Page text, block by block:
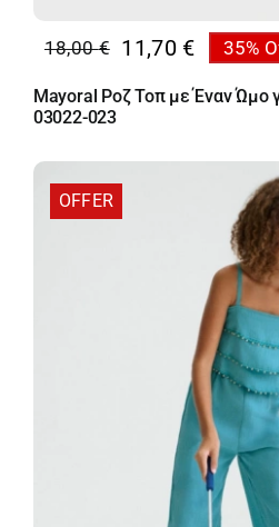
18,00€
Original
price
was:
11,70 €
Η
τρέχουσα
τιμή
11,70 €.
35%
Mayoral Ροζ Τοπ με Έναν Ώμο
03022-023
OFFER